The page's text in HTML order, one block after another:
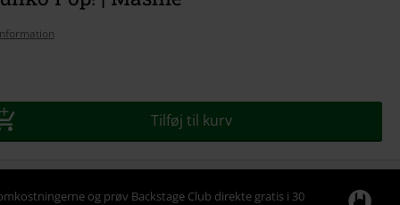
Tilføj til kurv
og prøv Backstage Club direkte gratis i 30